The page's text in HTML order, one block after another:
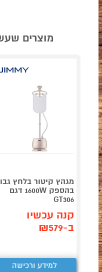
מוצרים
מגהץ קיטור בלחץ
בהספק 1600W דגם
GT306
קנה עכשיו
ב-₪579
למידע ורכישה